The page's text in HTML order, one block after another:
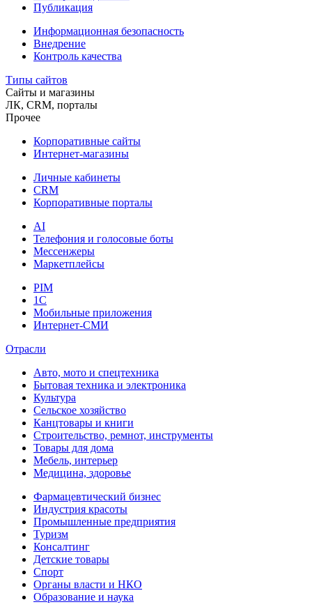
Публикация
Информационная безопасность
Внедрение
Контроль качества
Типы сайтов
Сайты и магазины
ЛК, CRM, порталы
Прочее
Корпоративные сайты
Интернет-магазины
Личные кабинеты
CRM
Корпоративные порталы
AI
Телефония и голосовые боты
Мессенжеры
Маркетплейсы
PIM
1C
Мобильные приложения
Интернет-СМИ
Отрасли
Авто, мото и спецтехника
Бытовая техника и электроника
Культура
Сельское хозяйство
Канцтовары и книги
Строительство, ремнот, инструменты
Товары для дома
Мебель, интерьер
Медицина, здоровье
Фармацевтический бизнес
Индустрия красоты
Промышленные предприятия
Туризм
Консалтинг
Детские товары
Спорт
Органы власти и НКО
Образование и наука